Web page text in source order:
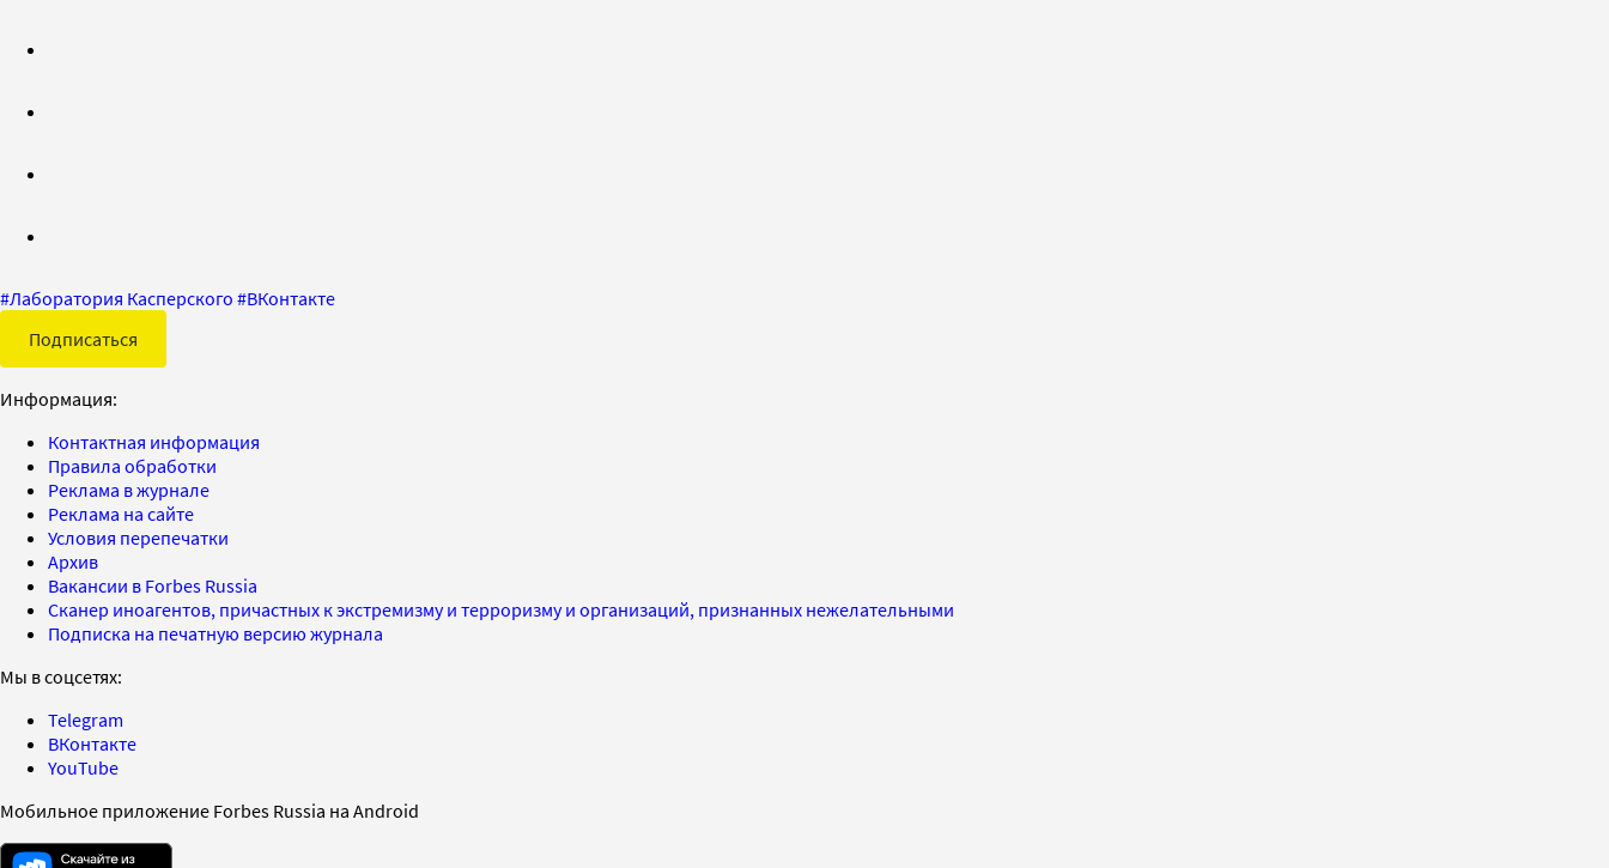
#Лаборатория Касперского #ВКонтакте
Подписаться
Информация:
Контактная информация
Правила обработки
Реклама в журнале
Реклама на сайте
Условия перепечатки
Архив
Вакансии в Forbes Russia
Сканер иноагентов, причастных к экстремизму и терроризму и организаций, признанных нежелательными
Подписка на печатную версию журнала
Мы в соцсетях:
Telegram
ВКонтакте
YouTube
Мобильное приложение Forbes Russia на Android